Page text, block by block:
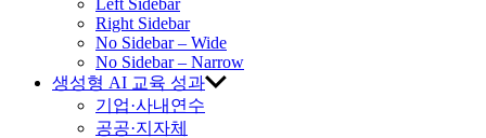
Right Sidebar
No Sidebar – Wide
No Sidebar – Narrow
생성형 AI 교육 성과
기업·사내연수
공공·지자체